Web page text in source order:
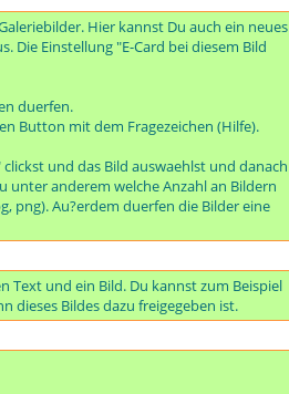
Hier kannst Du auch ein neues
Die Einstellung "E-Card bei diesem Bild
duerfen.
Button mit dem Fragezeichen (Hilfe).
und das Bild auswaehlst und danach
unter anderem welche Anzahl an Bildern
png). Au?erdem duerfen die Bilder eine
Text und ein Bild. Du kannst zum Beispiel
dieses Bildes dazu freigegeben ist.